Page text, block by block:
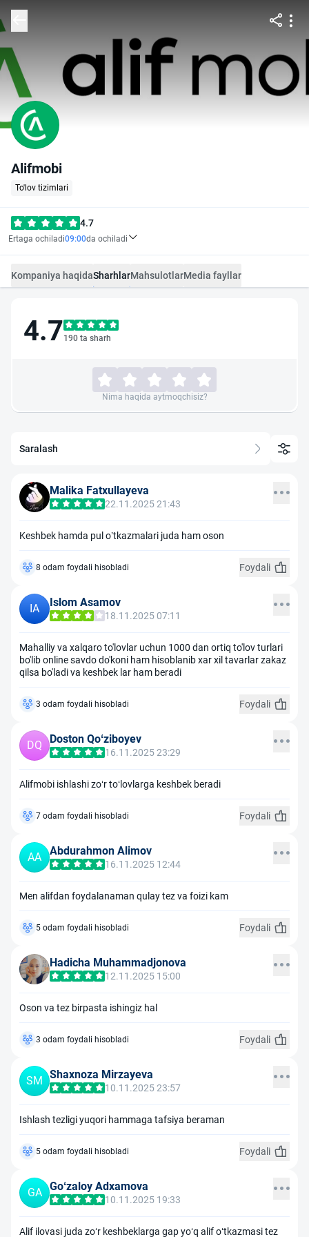
Alifmobi
To'lov tizimlari
4.7
Ertaga ochiladi09:00da ochiladi
Kompaniya haqidaSharhlarMahsulotlarMedia fayllar
4.7190 ta sharh
Nima haqida aytmoqchisiz?
Saralash
Malika Fatxullayeva
22.11.2025 21:43
Keshbek hamda pul o’tkazmalari juda ham oson
Foydali
8 odam foydali hisobladi
IA Islom Asamov
18.11.2025 07:11
Mahalliy va xalqaro to'lovlar uchun 1000 dan ortiq to'lov turlari
bo'lib online savdo do'koni ham hisoblanib xar xil tavarlar zakaz
qilsa bo'ladi va keshbek lar ham beradi
Foydali
3 odam foydali hisobladi
DQ Doston Qoʻziboyev
16.11.2025 23:29
Alifmobi ishlashi zoʻr toʻlovlarga keshbek beradi
Foydali
7 odam foydali hisobladi
AA Abdurahmon Alimov
16.11.2025 12:44
Men alifdan foydalanaman qulay tez va foizi kam
Foydali
5 odam foydali hisobladi
Hadicha Muhammadjonova
12.11.2025 15:00
Oson va tez birpasta ishingiz hal
Foydali
3 odam foydali hisobladi
SM Shaxnoza Mirzayeva
10.11.2025 23:57
Ishlash tezligi yuqori hammaga tafsiya beraman
Foydali
5 odam foydali hisobladi
GA Goʻzaloy Adxamova
10.11.2025 19:33
Alif ilovasi juda zoʻr keshbeklarga gap yoʻq alif oʻtkazmasi tez